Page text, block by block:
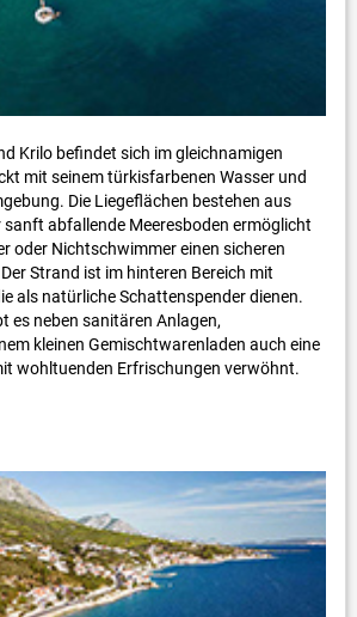
Krilo befindet sich im gleichnamigen
mit seinem türkisfarbenen Wasser und
Die Liegeflächen bestehen aus
sanft abfallende Meeresboden ermöglicht
oder Nichtschwimmer einen sicheren
Strand ist im hinteren Bereich mit
als natürliche Schattenspender dienen.
es neben sanitären Anlagen,
kleinen Gemischtwarenladen auch eine
wohltuenden Erfrischungen verwöhnt.